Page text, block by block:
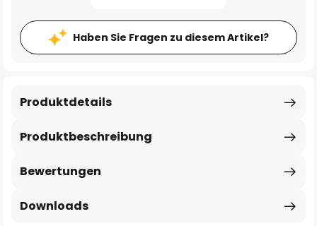
Haben Sie Fragen zu diesem Artikel?
Produktbeschreibung
Produktdetails
Bewertungen
Downloads